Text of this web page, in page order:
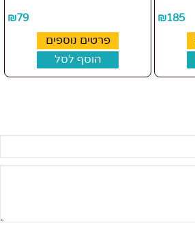
₪185
₪79
פרטים נוספים
הוסף לסל